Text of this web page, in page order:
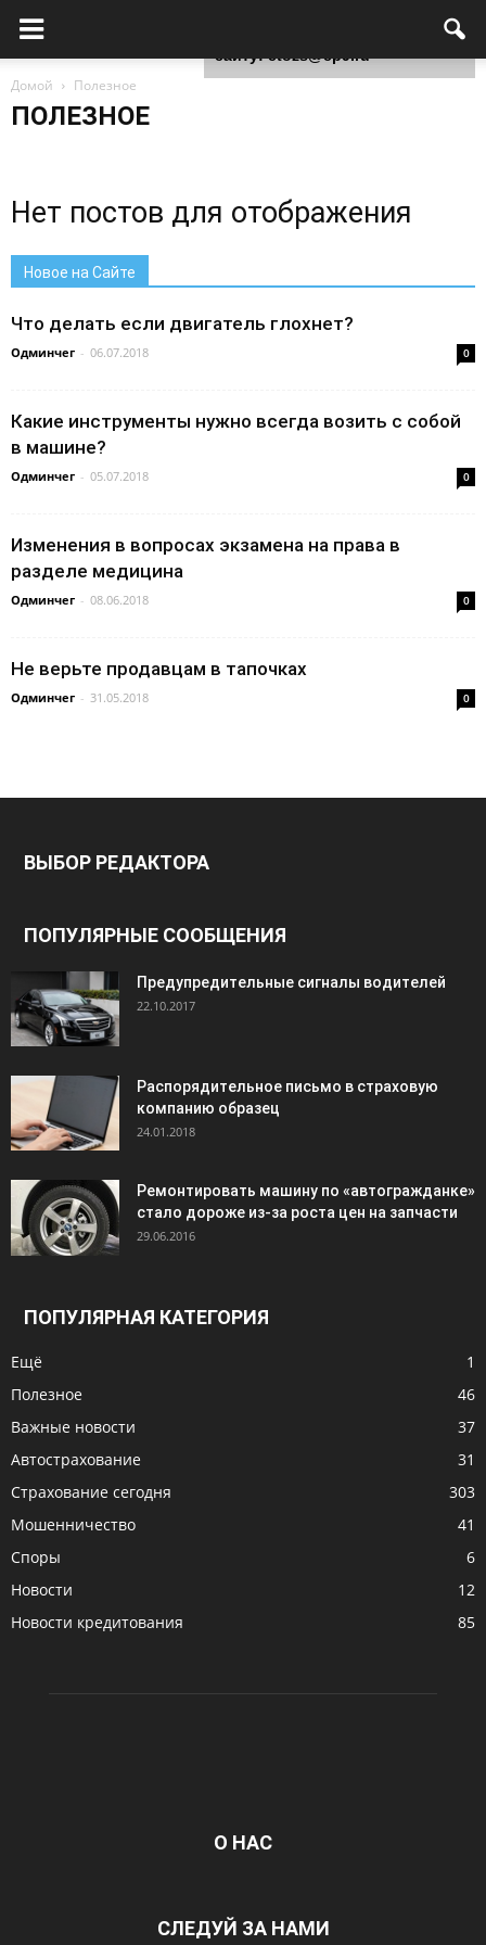
Домой Полезное
ПОЛЕЗНОЕ
Нет постов для отображения
Новое на Сайте
Что делать если двигатель глохнет?
Одминчег - 06.07.2018 0
Какие инструменты нужно всегда возить с собой
в машине?
Одминчег - 05.07.2018 0
Изменения в вопросах экзамена на права в
разделе медицина
Одминчег - 08.06.2018 0
Не верьте продавцам в тапочках
Одминчег - 31.05.2018 0
ВЫБОР РЕДАКТОРА
ПОПУЛЯРНЫЕ СООБЩЕНИЯ
Предупредительные сигналы водителей
22.10.2017
Распорядительное письмо в страховую
компанию образец
24.01.2018
Ремонтировать машину по «автогражданке»
стало дороже из-за роста цен на запчасти
29.06.2016
ПОПУЛЯРНАЯ КАТЕГОРИЯ
Ещё
1
Полезное
46
Важные новости
37
Автострахование
31
Страхование сегодня
303
Мошенничество
41
Споры
6
Новости
12
Новости кредитования
85
О НАС
СЛЕДУЙ ЗА НАМИ
сайту: ctozs@cp9.ru